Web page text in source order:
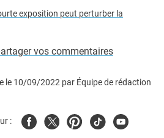
exposition peut perturber la
vos commentaires
le 10/09/2022 par Équipe de rédaction
: FacebookTwitterPinterest
TiktokYoutube